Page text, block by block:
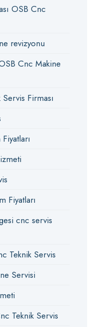
OSB Cnc
revizyonu
Cnc Makine
Firması
Fiyatları
cnc servis
Teknik Servis
Servisi
Teknik Servis